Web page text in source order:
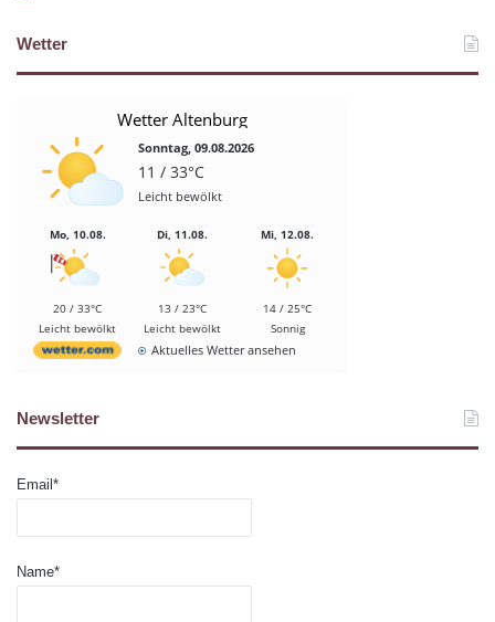
Wetter
Wetter Altenburg
Sonntag, 09.08.2026
11 / 33°C
Leicht bewölkt
Mo, 10.08.
20 / 33°C
Leicht bewölkt
Di, 11.08.
13 / 23°C
Leicht bewölkt
Mi, 12.08.
14 / 25°C
Sonnig
Aktuelles Wetter ansehen
Newsletter
Email*
Name*